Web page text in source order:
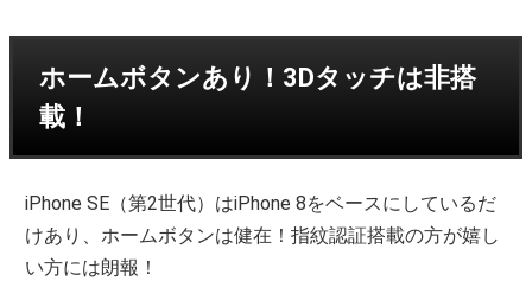
ホームボタンあり！3Dタッチは非搭
載！
iPhone SE（第2世代）はiPhone 8をベースにしているだ
けあり、ホームボタンは健在！指紋認証搭載の方が嬉し
い方には朗報！